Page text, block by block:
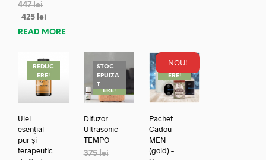
447lei
425 lei
READ MORE
REDUC
ERE!
Ulei
esențial
pur și
terapeutic
STOC
EPUIZA
TREDUC
ERE!
Difuzor
Ultrasonic
TEMPO
375lei
NOU!
REDUC
ERE!
Pachet
Cadou
MEN
(gold) –